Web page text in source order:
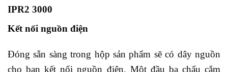
IPR2 3000
Kết nối nguồn điện
Đóng sẵn sàng trong hộp sản phẩm sẽ có dây nguồn
cho bạn kết nối nguồn điện. Một đầu ba chấu cắm